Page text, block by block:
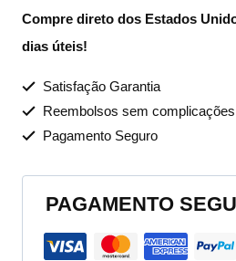
Compre direto dos Estados
dias úteis!
Satisfação Garantia
Reembolsos sem complicações
Pagamento Seguro
PAGAMENTO